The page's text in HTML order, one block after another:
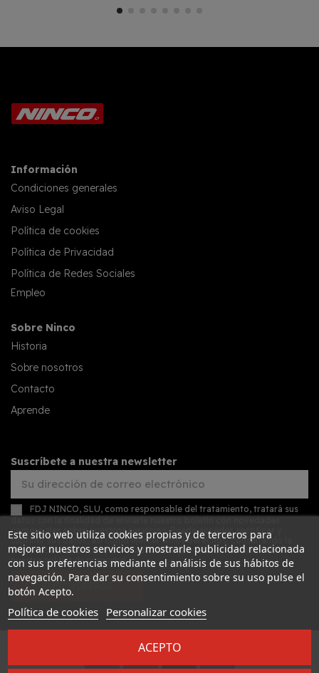
Información
Condiciones generales
Aviso Legal
Política de cookies
Política de Privacidad
Política de Redes Sociales
Empleo
Sobre Ninco
Historia
Sobre nosotros
Contacto
Aprende
Suscríbete a nuestra newsletter
FDJ NINCO, SLU, como responsable del tratamiento, tratará sus
comerciales sobre nuestros servicios. Puede acceder, rectificar y
suprimir sus datos, así como ejercer otros derechos, consultando la
información adicional y detallada sobre protección de datos en
nuestra política de privacidad
SUSCRIBIRSE
Desarrollado por
Este sitio web utiliza cookies propias y de terceros para
mejorar nuestros servicios y mostrarle publicidad relacionada
con sus preferencias mediante el análisis de sus hábitos de
navegación. Para dar su consentimiento sobre su uso pulse el
botón Acepto.
Política de cookies Personalizar cookies
ACEPTO